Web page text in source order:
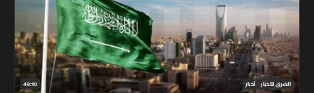
49:10 الشرق للأخبار أخبار